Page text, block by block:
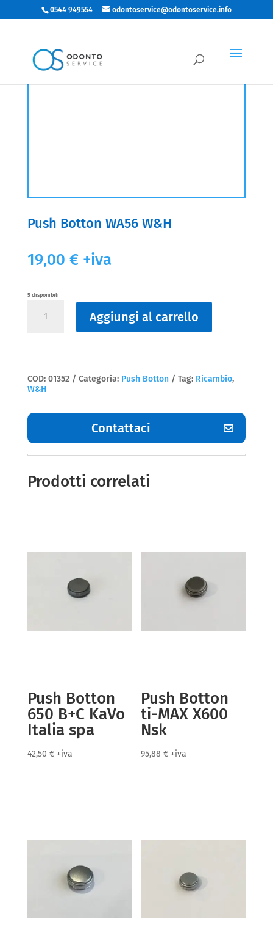
0544 949554 odontoservice@odontoservice.info
Push Botton WA56 W&H
19,00 € +iva
5 disponibili
Botton
Aggiungi al carrello
COD: 01352 Categoria: Push Botton Tag: Ricambio,
W&H
Contattaci
Prodotti correlati
Push Botton
650 B+C KaVo
Italia spa
42,50 € +iva
Push Botton
ti-MAX X600
Nsk
95,88€ +iva